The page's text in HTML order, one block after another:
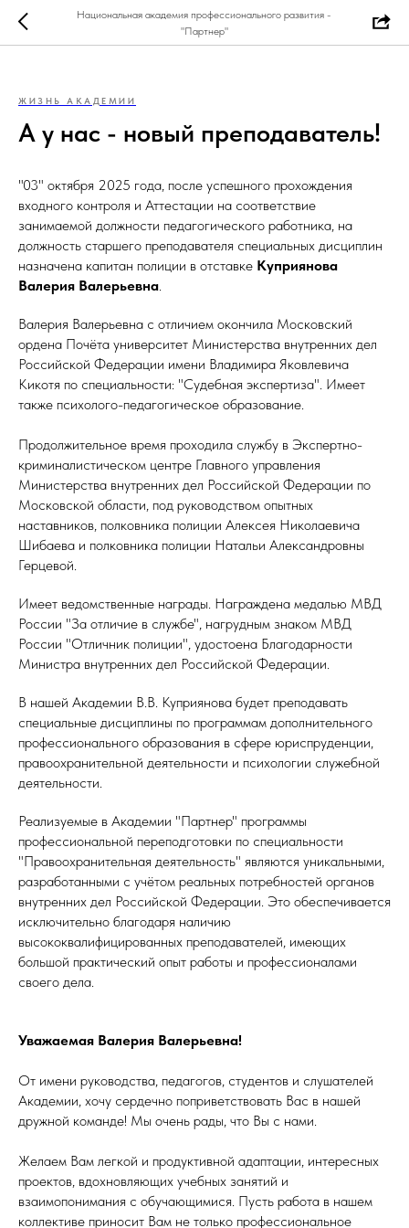
Национальная академия профессионального развития -
"Партнер"
ЖИЗНЬ АКАДЕМИИ
А у нас - новый преподаватель!
"03" октября 2025 года, после успешного прохождения
входного контроля и Аттестации на соответствие
занимаемой должности педагогического работника, на
должность старшего преподавателя специальных дисциплин
назначена капитан полиции в отставке Куприянова
Валерия Валерьевна.
Валерия Валерьевна с отличием окончила Московский
ордена Почёта университет Министерства внутренних дел
Российской Федерации имени Владимира Яковлевича
Кикотя по специальности: "Судебная экспертиза". Имеет
также психолого-педагогическое образование.
Продолжительное время проходила службу в Экспертно-
криминалистическом центре Главного управления
Министерства внутренних дел Российской Федерации по
Московской области, под руководством опытных
наставников, полковника полиции Алексея Николаевича
Шибаева и полковника полиции Натальи Александровны
Герцевой.
Имеет ведомственные награды. Награждена медалью МВД
России "За отличие в службе", нагрудным знаком МВД
России "Отличник полиции", удостоена Благодарности
Министра внутренних дел Российской Федерации.
В нашей Академии В.В. Куприянова будет преподавать
специальные дисциплины по программам дополнительного
профессионального образования в сфере юриспруденции,
правоохранительной деятельности и психологии служебной
деятельности.
Реализуемые в Академии "Партнер" программы
профессиональной переподготовки по специальности
"Правоохранительная деятельность" являются уникальными,
разработанными с учётом реальных потребностей органов
внутренних дел Российской Федерации. Это обеспечивается
исключительно благодаря наличию
высококвалифицированных преподавателей, имеющих
большой практический опыт работы и профессионалами
своего дела.
Уважаемая Валерия Валерьевна!
От имени руководства, педагогов, студентов и слушателей
Академии, хочу сердечно поприветствовать Вас в нашей
дружной команде! Мы очень рады, что Вы с нами.
Желаем Вам легкой и продуктивной адаптации, интересных
проектов, вдохновляющих учебных занятий и
взаимопонимания с обучающимися. Пусть работа в нашем
коллективе приносит Вам не только профессиональное